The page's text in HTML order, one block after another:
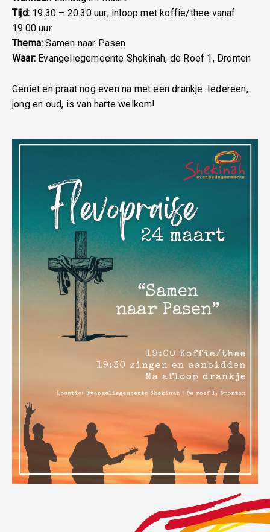
Tijd: 19.30 – 20.30 uur; inloop met koffie/thee vanaf
19.00 uur
Thema: Samen naar Pasen
Waar: Evangeliegemeente Shekinah, de Roef 1, Dronten
Geniet en praat nog even na met een drankje. Iedereen,
jong en oud, is van harte welkom!